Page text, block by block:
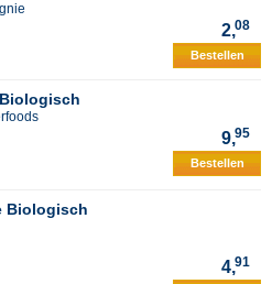
2,08
Bestellen
9,95
Bestellen
Biologisch
4,91